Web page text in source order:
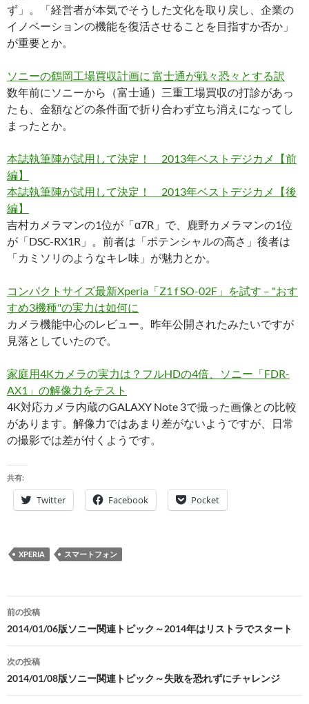
ず」。「経営者が本気でそうした文化を取り戻し、企業の
イノベーションの機能を復活させることを目指すか否か」
が重要とか。
ソニーの鶴岡工場買収計画に 富士通が戦々恐々とする訳
数年前にソニーから（富士通）三重工場買収の打診があっ
たも、金額などの条件面で折り合わず立ち消えになってし
まったとか。
本誌執筆陣が試用して決定！ 2013年ベストデジカメ【前
編】
本誌執筆陣が試用して決定！ 2013年ベストデジカメ【後
編】
吉村カメラマンの1位が「α7R」で、鹿野カメラマンの1位
が「DSC-RX1R」。前者は「ポテンシャルの高さ」後者は
「カミソリのようなキレ味」が魅力とか。
コンパクトサイズ最新Xperia「Z1 f SO-02F」を試す – "おす
すめ3機種"の実力は如何に
カメラ機能中心のレビュー。昨年公開されたみたいですが
見落としていたので。
家庭用4Kカメラの実力は？フルHDの4倍、ソニー「FDR-
AX1」の解像力をテスト
4K対応カメラ内蔵のGALAXY Note 3で撮った画像との比較
があります。解像力ではあまり差がないようですが、日常
の撮影では差が付くようです。
共有:
Twitter Facebook Pocket
XPERIA スマートフォン
投
稿
ナ
ビ
前の投稿
2014/01/06版ソニー関連トピック～2014年はリストラでスタート
次の投稿
2014/01/08版ソニー関連トピック～失敗を恐れずにチャレンジ